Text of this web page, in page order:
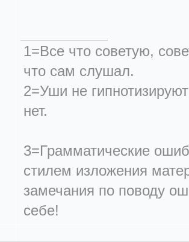
1=Все что советую,
что сам слушал.
2=Уши не
нет.
3=Грамматические
стилем изложения
замечания по поводу
себе!